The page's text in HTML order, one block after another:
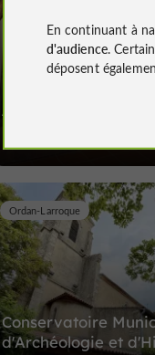
Musée d'Artagnan
À la rencontre de d'Artagnan
Conservatoire
d'Archéologie et
Ordan-Larroque
En continuant à
d'audience.
déposent